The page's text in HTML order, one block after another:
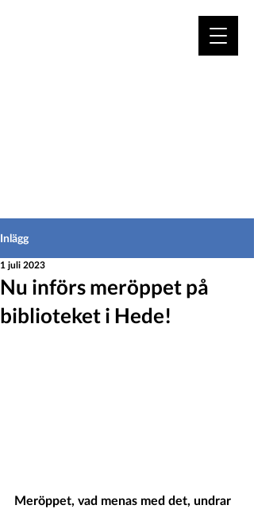
Inlägg
Nu införs meröppet på
biblioteket i Hede!
1 juli 2023
Meröppet, vad menas med det, undrar